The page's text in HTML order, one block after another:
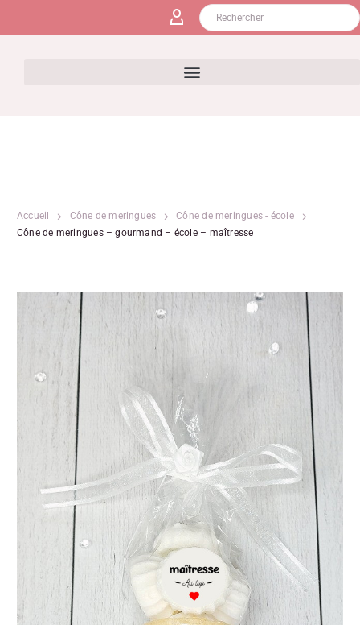
Accueil Cône de meringues
Cône de meringues - école
Cône de meringues – gourmand – école – maîtresse